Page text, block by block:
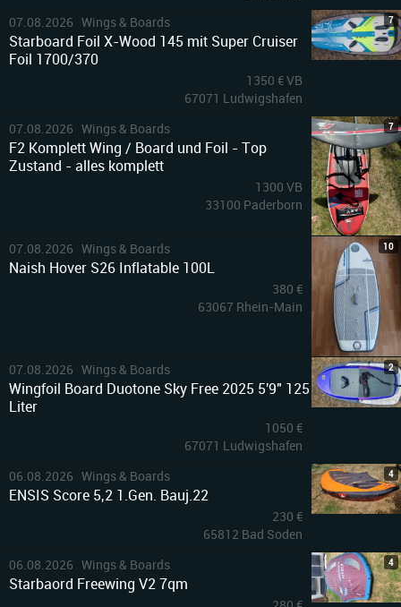
07.08.2026 Wings & Boards
Starboard Foil X-Wood 145 mit Super Cruiser
Foil 1700/370
1350 € VB
67071 Ludwigshafen
7
07.08.2026 Wings & Boards
F2 Komplett Wing / Board und Foil - Top
Zustand - alles komplett
1300 VB
33100 Paderborn
7
07.08.2026 Wings & Boards
Naish Hover S26 Inflatable 100L
380 €
63067 Rhein-Main
10
07.08.2026 Wings & Boards
Wingfoil Board Duotone Sky Free 2025 5'9" 125
Liter
1050 €
67071 Ludwigshafen
2
06.08.2026 Wings & Boards
ENSIS Score 5,2 1.Gen. Bauj.22
230 €
65812 Bad Soden
4
06.08.2026 Wings & Boards
Starbaord Freewing V2 7qm
4